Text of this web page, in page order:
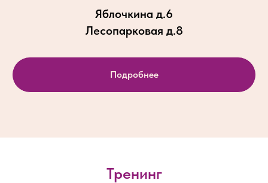
Яблочкина д.6
Лесопарковая д.8
Подробнее
Тренинг